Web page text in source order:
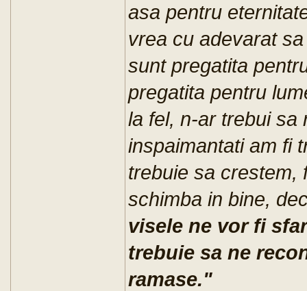
asa pentru
vrea cu adevarat
sunt pregatita
pregatita pentru
la fel, n-ar trebui sa
inspaimantati am fi
trebuie sa crestem,
schimba in bine,
visele ne vor fi
trebuie sa ne
ramase."